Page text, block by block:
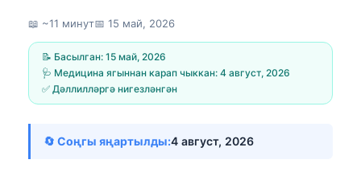
📖 ~11 минут📅 15 май, 2026
📝 Басылган: 15 май, 2026
🩺 Медицина ягыннан карап чыккан: 4 август, 2026
✅ Дәллилләргә нигезләнгән
🔄 Соңгы яңартылды:4 август, 2026